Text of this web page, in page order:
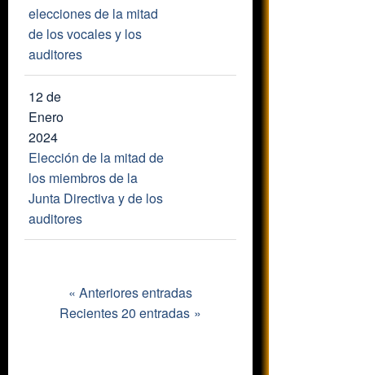
elecciones de la mitad
de los vocales y los
auditores
12 de
Enero
2024
Elección de la mitad de
los miembros de la
Junta Directiva y de los
auditores
Anteriores entradas
Recientes 20 entradas